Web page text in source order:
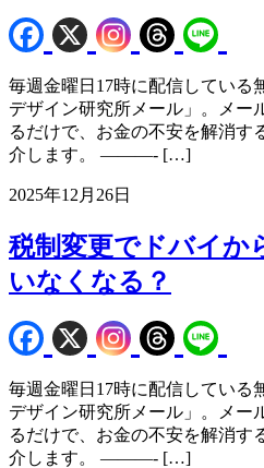
毎週金曜日17時に配信している
デザイン研究所メール」。メー
るだけで、お金の不安を解消す
介します。 ———- […]
2025年12月26日
税制変更でドバイか
いなくなる？
毎週金曜日17時に配信している
デザイン研究所メール」。メー
るだけで、お金の不安を解消す
介します。 ———- […]